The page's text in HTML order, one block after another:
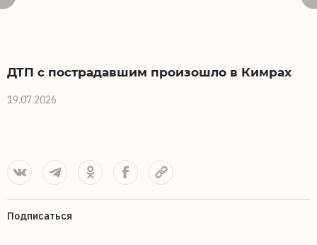
ДТП с пострадавшим произошло в Кимрах
19.07.2026
Подписаться